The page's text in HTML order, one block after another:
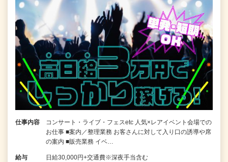
仕事内容
コンサート・ライブ・フェスetc 人気×レアイベント会場での
お仕事 ■案内／整理業務 お客さんに対して入り口の誘導や席
の案内 ■販売業務 イベ…
給与 日給30,000円+交通費※深夜手当含む